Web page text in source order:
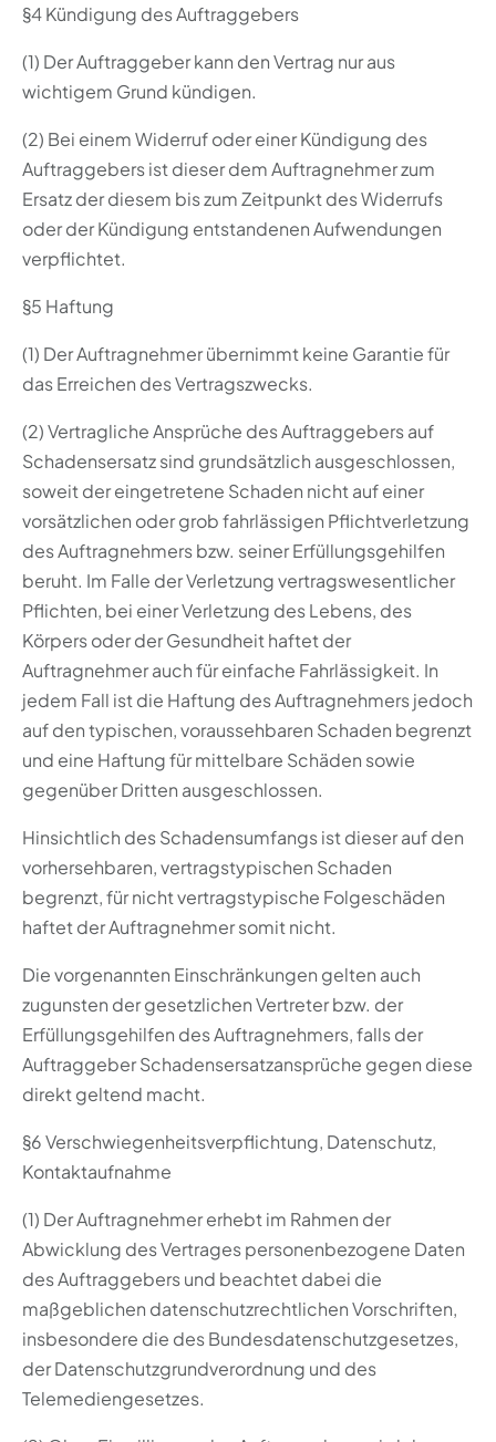
§4 Kündigung des Auftraggebers
(1) Der Auftraggeber kann den Vertrag nur aus
wichtigem Grund kündigen.
(2) Bei einem Widerruf oder einer Kündigung des
Auftraggebers ist dieser dem Auftragnehmer zum
Ersatz der diesem bis zum Zeitpunkt des Widerrufs
oder der Kündigung entstandenen Aufwendungen
verpflichtet.
§5 Haftung
(1) Der Auftragnehmer übernimmt keine Garantie für
das Erreichen des Vertragszwecks.
(2) Vertragliche Ansprüche des Auftraggebers auf
Schadensersatz sind grundsätzlich ausgeschlossen,
soweit der eingetretene Schaden nicht auf einer
vorsätzlichen oder grob fahrlässigen Pflichtverletzung
des Auftragnehmers bzw. seiner Erfüllungsgehilfen
beruht. Im Falle der Verletzung vertragswesentlicher
Pflichten, bei einer Verletzung des Lebens, des
Körpers oder der Gesundheit haftet der
Auftragnehmer auch für einfache Fahrlässigkeit. In
jedem Fall ist die Haftung des Auftragnehmers jedoch
auf den typischen, voraussehbaren Schaden begrenzt
und eine Haftung für mittelbare Schäden sowie
gegenüber Dritten ausgeschlossen.
Hinsichtlich des Schadensumfangs ist dieser auf den
vorhersehbaren, vertragstypischen Schaden
begrenzt, für nicht vertragstypische Folgeschäden
haftet der Auftragnehmer somit nicht.
Die vorgenannten Einschränkungen gelten auch
zugunsten der gesetzlichen Vertreter bzw. der
Erfüllungsgehilfen des Auftragnehmers, falls der
Auftraggeber Schadensersatzansprüche gegen diese
direkt geltend macht.
§6 Verschwiegenheitsverpflichtung, Datenschutz,
Kontaktaufnahme
(1) Der Auftragnehmer erhebt im Rahmen der
Abwicklung des Vertrages personenbezogene Daten
des Auftraggebers und beachtet dabei die
maßgeblichen datenschutzrechtlichen Vorschriften,
insbesondere die des Bundesdatenschutzgesetzes,
der Datenschutzgrundverordnung und des
Telemediengesetzes.